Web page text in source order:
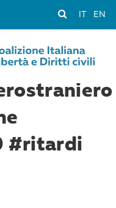
EN
#ritardi